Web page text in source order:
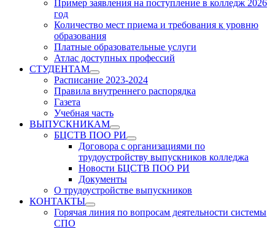
Пример заявления на поступление в колледж 2026
год
Количество мест приема и требования к уровню
образования
Платные образовательные услуги
Атлас доступных профессий
СТУДЕНТАМ
Show
sub
menu
Расписание 2023-2024
Правила внутреннего распорядка
Газета
Учебная часть
ВЫПУСКНИКАМ
Show
sub
menu
БЦСТВ ПОО РИ
Show
sub
menu
Договора с организациями по
трудоустройству выпускников колледжа
Новости БЦСТВ ПОО РИ
Документы
О трудоустройстве выпускников
КОНТАКТЫ
Show
sub
Горячая линия по вопросам деятельности системы
СПО